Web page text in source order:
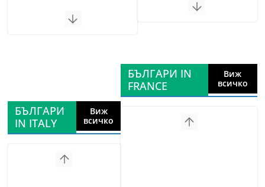
БЪЛГАРИ
IN ITALY
Виж
всичко
БЪЛГАРИ IN
FRANCE
Виж
всичко